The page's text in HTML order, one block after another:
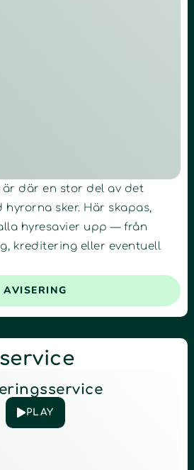
är där en stor del av det
sker. Här skapas,
hyresavier upp — från
kreditering eller eventuell
AVISERING
PLAY